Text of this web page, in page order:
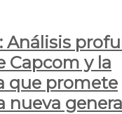
Análisis
Capcom y la
que promete
nueva